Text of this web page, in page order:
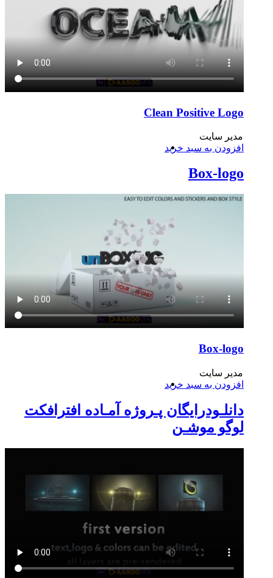
Clean Positive Logo
مدیر سایت
افزودن به سبد خرید
Box-logo
Box-logo
مدیر سایت
افزودن به سبد خرید
دانلـودرایگان پـروژه آمـاده افترافکت
لوگو موشـن